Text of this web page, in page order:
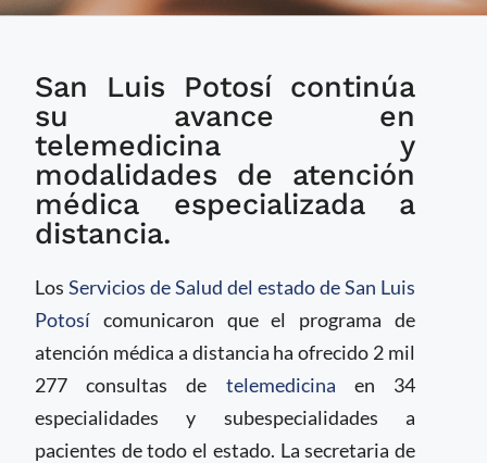
telemedicina en San
Luis Potosí ha
ofrecido más de 2 mil
300 consultas en
2024
San Luis Potosí continúa
su avance en
telemedicina y
modalidades de atención
médica especializada a
distancia.
Los Servicios de Salud del estado de San Luis
Potosí comunicaron que el programa de
atención médica a distancia ha ofrecido 2 mil
277 consultas de telemedicina en 34
especialidades y subespecialidades a
pacientes de todo el estado. La secretaria de